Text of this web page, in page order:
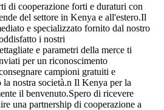
di cooperazione forti e duraturi con
del settore in Kenya e all'estero.Il
e specializzato fornito dal nostro
i nostri
e parametri della merce ti
per un riconoscimento
campioni gratuiti e
nostra società.n Il Kenya per la
il benvenuto.Spero di ricevere
una partnership di cooperazione a